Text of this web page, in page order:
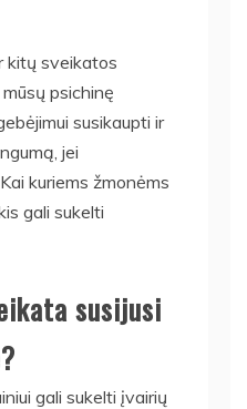
kitų sveikatos
psichinę
susikaupti ir
jei
kuriems žmonėms
gali sukelti
susijusi
gali sukelti įvairių